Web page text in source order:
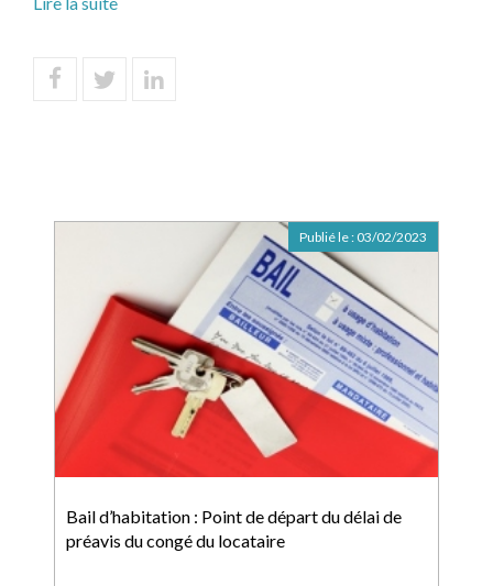
Bail d’habitation : Point de départ du délai de
préavis du congé du locataire
Publié le : 03/02/2023